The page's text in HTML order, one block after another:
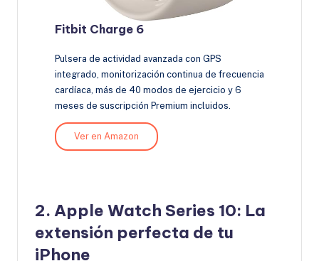
Fitbit Charge 6
Pulsera de actividad avanzada con GPS
integrado, monitorización continua de frecuencia
cardíaca, más de 40 modos de ejercicio y 6
meses de suscripción Premium incluidos.
Ver en Amazon
2. Apple Watch Series 10: La
extensión perfecta de tu
iPhone